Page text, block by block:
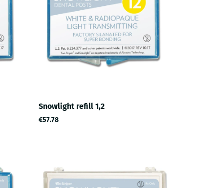
Snowlight refill 1,2
€57.78